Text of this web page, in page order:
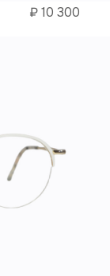
₽10 300